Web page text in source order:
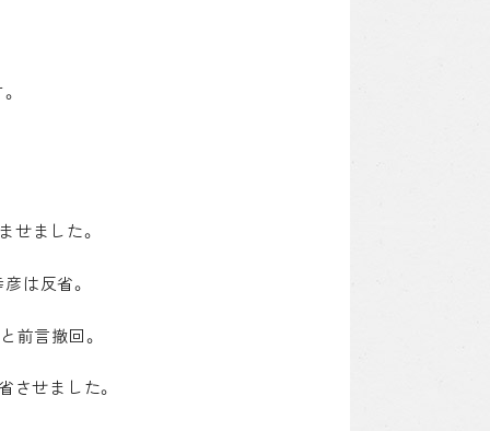
せました。
は反省。
前言撤回。
させました。